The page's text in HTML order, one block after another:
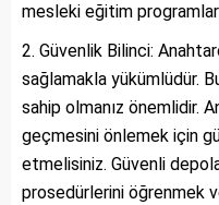
mesleki eğitim
Güvenlik Bilinci:
sağlamakla yükümlüdür.
sahip olmanız önemlidir.
geçmesini önlemek için
etmelisiniz. Güvenli
prosedürlerini öğrenmek